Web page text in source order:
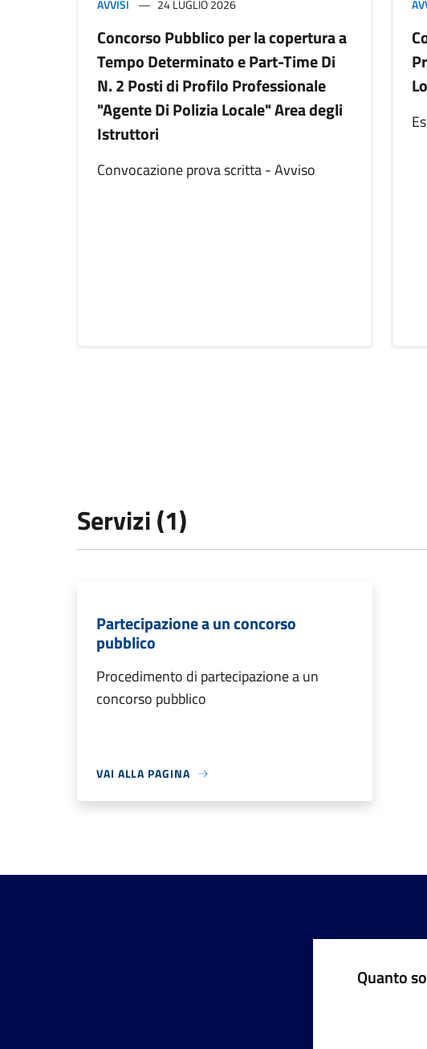
AVVISI 24 LUGLIO 2026
Concorso Pubblico per la copertura a
Tempo Determinato e Part-Time Di
N. 2 Posti di Profilo Professionale
"Agente Di Polizia Locale" Area degli
Istruttori
Convocazione prova scritta - Avviso
Servizi (1)
Partecipazione a un concorso
pubblico
Procedimento di partecipazione a un
concorso pubblico
VAI ALLA PAGINA
Quanto